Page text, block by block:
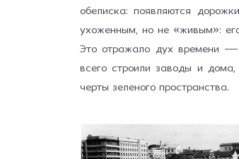
обелиска: появляются
ухоженным, но не «живым»:
Это отражало дух времени —
всего строили заводы и
черты зелёного пространства.